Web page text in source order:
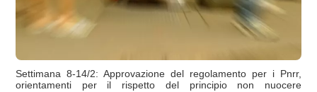
Settimana 8-14/2: Approvazione del regolamento per i Pnrr,
orientamenti per il rispetto del principio non nuocere